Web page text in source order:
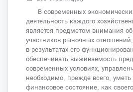
В современных
деятельность каждого
является предметом внимания
участников рыночных
в результатах его
обеспечивать выживаемость
современных условиях,
необходимо, прежде всего,
финансовое состояние, как